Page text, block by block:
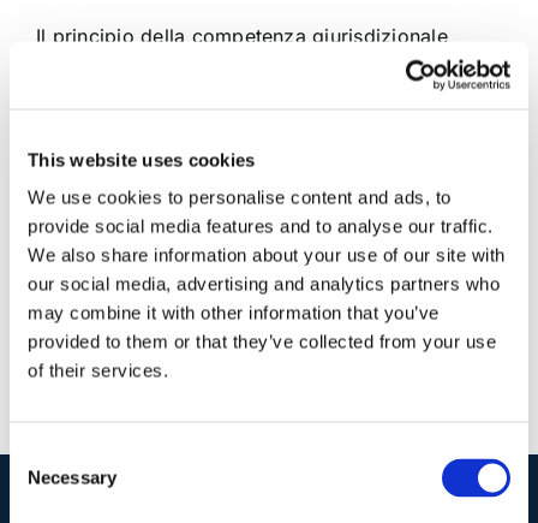
This website uses cookies
We use cookies to personalise content and ads, to
provide social media features and to analyse our traffic.
We also share information about your use of our site with
our social media, advertising and analytics partners who
may combine it with other information that you’ve
provided to them or that they’ve collected from your use
of their services.
Consent
Selection
Necessary
Il principio della competenza giurisdizionale
esclusiva ribadito dalla sentenza n. 17674/2016
10 Settembre 2016 Articoli,
Masullo | 0 Commenti
Continua a leggere